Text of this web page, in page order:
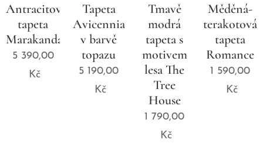
Antracitová
tapeta
Marakanda
5 390,00
Kč
Tapeta
Avicennia
v barvě
topazu
5 190,00
Kč
Tmavě
modrá
tapeta s
motivem
lesa The
Tree
House
1 790,00
Kč
Měděná-
terakotová
tapeta
Romance
1 590,00
Kč